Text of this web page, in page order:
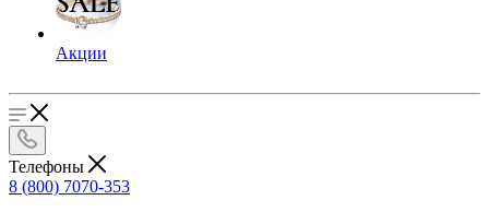
Акции
Телефоны
8 (800) 7070-353